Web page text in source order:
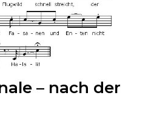
– nach der